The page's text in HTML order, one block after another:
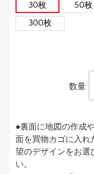
30枚
50枚
300枚
数量
●裏面に地図の作成
面を買物カゴに入れ
望のデザインをお選
い。